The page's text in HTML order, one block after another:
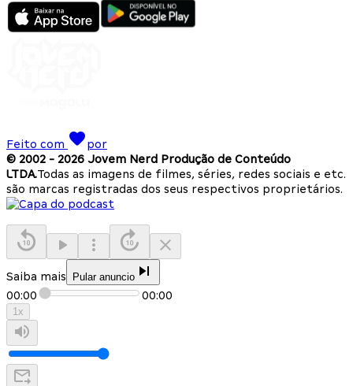
Feito com
por
© 2002 - 2026 Jovem Nerd Produção de Conteúdo
LTDA.Todas as imagens de filmes, séries, redes sociais e etc.
são marcas registradas dos seus respectivos proprietários.
Saiba mais Pular anuncio
00:00 00:00
1x